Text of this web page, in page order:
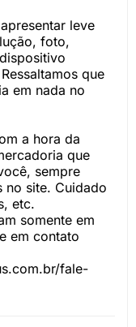
leve
foto,
que
em nada no
a hora da
que
sempre
no site. Cuidado
etc.
somente em
em contato
fale-